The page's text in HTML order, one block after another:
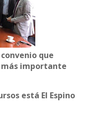
que
importante
está El Espino